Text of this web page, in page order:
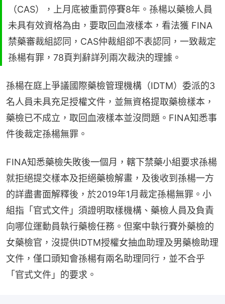
（CAS），上月底被重罰停賽8年。孫楊以藥檢人員
未具有效資格為由，要取回血液樣本，看法獲 FINA
禁藥審裁組認同，CAS仲裁組卻不表認同，一致裁定
孫楊有罪，78頁判辭詳列兩次裁決的理據。
孫楊在庭上爭議國際藥檢管理機構（IDTM）委派的3
名人員未具充足授權文件，並無資格提取藥檢樣本，
藥檢已不成立，取回血液樣本並沒問題。FINA知悉事
件後裁定孫楊無罪。
FINA知悉藥檢失敗後一個月，轄下禁藥小組要求孫楊
就拒絕提交樣本及拒絕藥檢解畫，及後收到孫楊一方
的詳盡書面解釋後，於2019年1月裁定孫楊無罪。小
組指「官式文件」須證明取樣機構、藥檢人員及負責
向哪位運動員執行藥檢任務。但案中執行賽外藥檢的
女藥檢官，沒提供IDTM授權女抽血助理及男藥檢助理
文件，僅口頭知會孫楊有兩名助理同行，並不合乎
「官式文件」的要求。